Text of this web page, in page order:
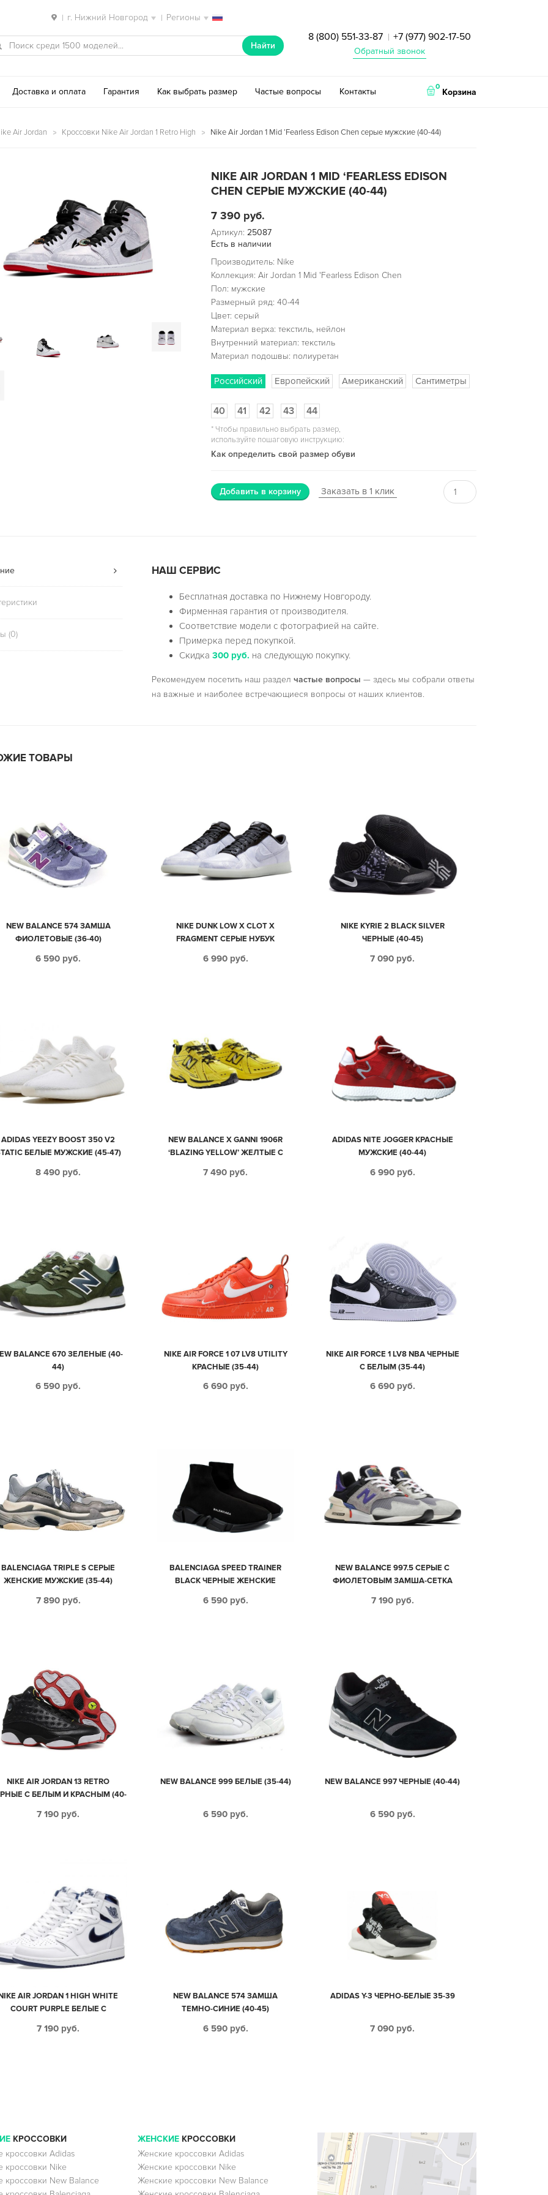
| г. Нижний Новгород | Регионы
Найти
8 (800) 551-33-87 | +7 (977) 902-17-50
Обратный звонок
Доставка и оплата Гарантия Как выбрать размер Частые вопросы Контакты 0
Корзина
Air Jordan Кроссовки Nike Air Jordan 1 Retro High Nike Air Jordan 1 Mid ‘Fearless Edison Chen серые мужские (40-44)
NIKE AIR JORDAN 1 MID ‘FEARLESS EDISON
CHEN СЕРЫЕ МУЖСКИЕ (40-44)
7 390 руб.
Артикул: 25087
Есть в наличии
Производитель: Nike
Коллекция: Air Jordan 1 Mid 'Fearless Edison Chen
Пол: мужские
Размерный ряд: 40-44
Цвет: серый
Материал верха: текстиль, нейлон
Внутренний материал: текстиль
Материал подошвы: полиуретан
Российский Европейский Американский Сантиметры
40 41 42 43 44
*Чтобы правильно выбрать размер,
используйте пошаговую инструкцию:
Как определить свой размер обуви
Добавить в корзину Заказать в 1 клик
(0)
НАШ СЕРВИС
Бесплатная доставка по Нижнему Новгороду.
Фирменная гарантия от производителя.
Соответствие модели с фотографией на сайте.
Примерка перед покупкой.
Скидка300 руб. на следующую покупку.
Рекомендуем посетить наш разделчастые вопросы — здесь мы собрали ответы
на важные и наиболее встречающиеся вопросы от наших клиентов.
ТОВАРЫ
NEW BALANCE 574 ЗАМША
ФИОЛЕТОВЫЕ (36-40)
6 590 руб.
NIKE DUNK LOW X CLOT X
FRAGMENT СЕРЫЕ НУБУК
6 990 руб.
NIKE KYRIE 2 BLACK SILVER
ЧЕРНЫЕ (40-45)
7 090 руб.
ADIDAS YEEZY BOOST 350 V2
БЕЛЫЕ МУЖСКИЕ (45-47)
8 490 руб.
NEW BALANCE X GANNI 1906R
‘BLAZING YELLOW’ ЖЕЛТЫЕ С
44)
7 490 руб.
ADIDAS NITE JOGGER КРАСНЫЕ
МУЖСКИЕ (40-44)
6 990 руб.
BALANCE 670 ЗЕЛЕНЫЕ (40-
44)
6 590 руб.
NIKE AIR FORCE 1 07 LV8 UTILITY
КРАСНЫЕ (35-44)
6 690 руб.
NIKE AIR FORCE 1 LV8 NBA ЧЕРНЫЕ
С БЕЛЫМ (35-44)
6 690 руб.
BALENCIAGA TRIPLE S СЕРЫЕ
ЖЕНСКИЕ МУЖСКИЕ (35-44)
7 890 руб.
BALENCIAGA SPEED TRAINER
BLACK ЧЕРНЫЕ ЖЕНСКИЕ
6 590 руб.
NEW BALANCE 997.5 СЕРЫЕ С
ФИОЛЕТОВЫМ ЗАМША-СЕТКА
7 190 руб.
NIKE AIR JORDAN 13 RETRO
С БЕЛЫМ И КРАСНЫМ (40-
7 190 руб.
NEW BALANCE 999 БЕЛЫЕ (35-44)
6 590 руб.
NEW BALANCE 997 ЧЕРНЫЕ (40-44)
6 590 руб.
AIR JORDAN 1 HIGH WHITE
COURT PURPLE БЕЛЫЕ С
МУЖСКИЕ-ЖЕНСКИЕ (36-40)
7 190 руб.
NEW BALANCE 574 ЗАМША
ТЕМНО-СИНИЕ (40-45)
6 590 руб.
ADIDAS Y-3 ЧЕРНО-БЕЛЫЕ 35-39
7 090 руб.
КРОССОВКИ
кроссовки Adidas
кроссовки Nike
кроссовки New Balance
ЖЕНСКИЕКРОССОВКИ
Женские кроссовки Adidas
Женские кроссовки Nike
Женские кроссовки New Balance